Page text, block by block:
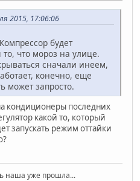
2015, 17:06:06
будет
то, что мороз на улице.
сначали инеем,
конечно, еще
может запросто.
кондиционеры последних
какой то, который
запускать режим оттайки
наша уже прошла...